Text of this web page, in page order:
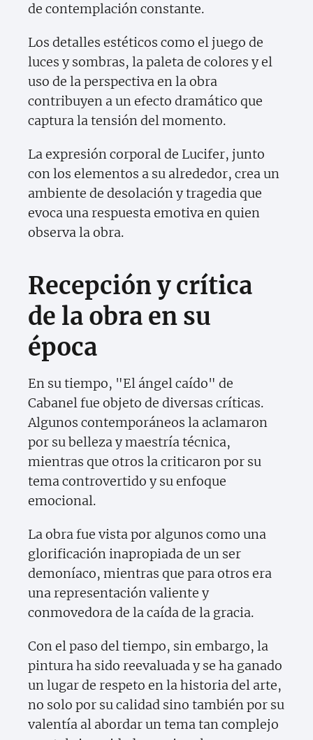
de contemplación constante.
Los detalles estéticos como el juego de
luces y sombras, la paleta de colores y el
uso de la perspectiva en la obra
contribuyen a un efecto dramático que
captura la tensión del momento.
La expresión corporal de Lucifer, junto
con los elementos a su alrededor, crea un
ambiente de desolación y tragedia que
evoca una respuesta emotiva en quien
observa la obra.
Recepción y crítica
de la obra en su
época
En su tiempo, "El ángel caído" de
Cabanel fue objeto de diversas críticas.
Algunos contemporáneos la aclamaron
por su belleza y maestría técnica,
mientras que otros la criticaron por su
tema controvertido y su enfoque
emocional.
La obra fue vista por algunos como una
glorificación inapropiada de un ser
demoníaco, mientras que para otros era
una representación valiente y
conmovedora de la caída de la gracia.
Con el paso del tiempo, sin embargo, la
pintura ha sido reevaluada y se ha ganado
un lugar de respeto en la historia del arte,
no solo por su calidad sino también por su
valentía al abordar un tema tan complejo